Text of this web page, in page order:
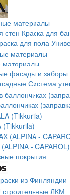
материалы
стен Краска для
для пола
фасады и заборы
Система
(Tikkurila)
- CAPAROL)
покрытия
из Финляндии